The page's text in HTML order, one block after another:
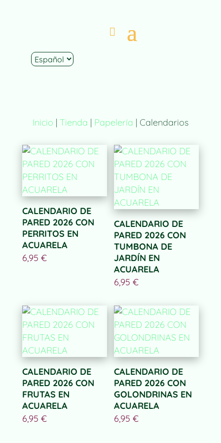
Inicio | Tienda | Papelería | Calendarios
CALENDARIO DE
PARED 2026 CON
PERRITOS EN
ACUARELA
6,95 €
CALENDARIO DE
PARED 2026 CON
TUMBONA DE
JARDÍN EN
ACUARELA
6,95€
CALENDARIO DE
PARED 2026 CON
FRUTAS EN
ACUARELA
6,95 €
CALENDARIO DE
PARED 2026 CON
GOLONDRINAS EN
ACUARELA
6,95€